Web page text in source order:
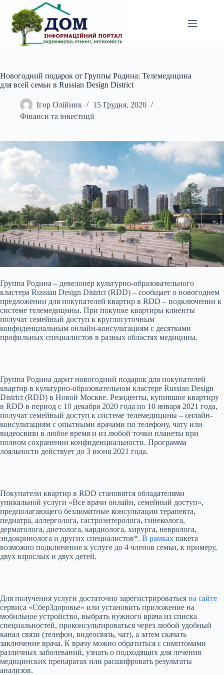
вмісту
Новогодний подарок от Группы Родина: Телемедицина
для всей семьи в Russian Design District
Ігор Олійник
15 Грудня, 2020
Фінанси та інвестиції
Группа Родина – девелопер культурно-образовательного
кластера Russian Design District (RDD) – сообщает о новогоднем
предложении для покупателей квартир в RDD – подключении к
системе телемедицины. При покупке квартиры клиенты
получат семейный доступ к круглосуточным
конфиденциальным онлайн-консультациям с десятками
профильных специалистов в разных областях медицины.
Группа Родина дарит новогодний подарок для покупателей
квартир в культурно-образовательном кластере Russian Design
District (RDD) в Новой Москве. Резиденты, купившие квартиру
в RDD в период с 10 декабря 2020 года по 10 января 2021 года,
получат семейный доступ к системе телемедицины – онлайн-
консультациям с опытными врачами по телефону, чату или
видеосвязи в любое время и из любой точки планеты при
полном сохранении конфиденциальности. Программа
лояльности действует до 3 июня 2021 года.
Покупатели квартир в RDD становятся обладателями
уникальной услуги «Все врачи онлайн, семейный доступ»,
предполагающего безлимитные консультации терапевта,
педиатра, аллерголога, гастроэнтеролога, гинеколога,
дерматолога, диетолога, кардиолога, хирурга, невролога,
эндокринолога и других специалистов*. В рамках пакета
возможно подключение к услуге до 4 членов семьи, к примеру,
двух взрослых и двух детей.
Для получения услуги достаточно зарегистрироваться на сайте
сервиса «СберЗдоровье» или установить приложение на
мобильное устройство, выбрать нужного врача из списка
специальностей, проконсультироваться через любой удобный
канал связи (телефон, видеосвязь, чат), а затем скачать
заключение врача. К врачу можно обратиться с симптомами
различных заболеваний, узнать о подходящих для лечения
медицинских препаратах или расшифровать результаты
анализов.